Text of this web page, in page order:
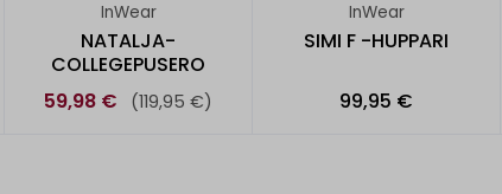
InWear
NATALJA-
COLLEGEPUSERO
59,98 €
(119,95 €)
InWear
SIMI F -HUPPARI
99,95 €